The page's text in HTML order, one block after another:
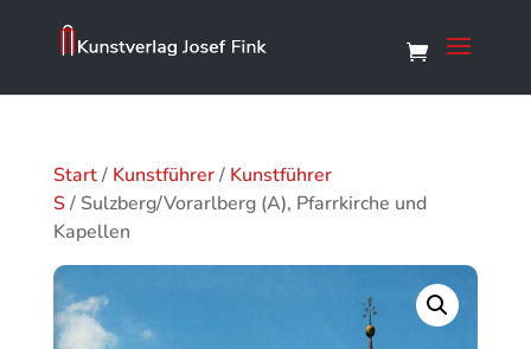
Start/ Kunstführer/ Kunstführer
S/ Sulzberg/Vorarlberg (A), Pfarrkirche und
Kapellen